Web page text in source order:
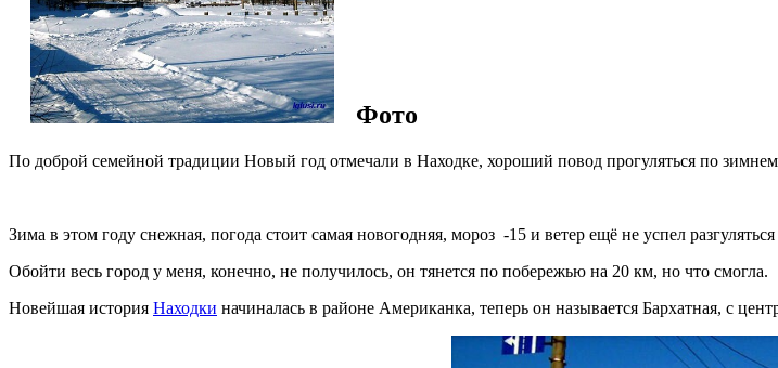
Фото
По доброй семейной традиции Новый год отмечали в Находке, хороший повод прогуляться по
Зима в этом году снежная, погода стоит самая новогодняя, мороз -15 и ветер ещё не успел
Обойти весь город у меня, конечно, не получилось, он тянется по побережью на 20 км, но что смогла.
Новейшая история Находки начиналась в районе Американка, теперь он называется Бархатная, с